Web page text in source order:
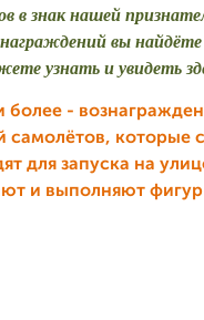
в знак нашей
вы
узнать и увидеть
более -
самолётов, которые
для запуска на
и выполняют